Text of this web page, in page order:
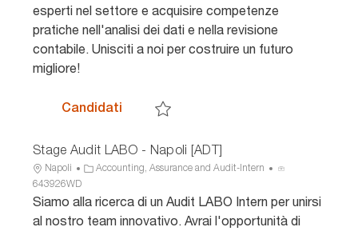
g
o
r
i
n
u
n
esperti nel settore e acquisire competenze
pratiche nell'analisi dei dati e nella revisione
contabile. Unisciti a noi per costruire un futuro
migliore!
CandidatiStage Audit - Napoli, Pescara, Bari,
Stage Audit LABO - Napoli [ADT]
U
b
i
Napoli
C
t
Accounting, Assurance and Audit-Intern
a
n
643926WD
Siamo alla ricerca di un Audit LABO Intern per unirsi
al nostro team innovativo. Avrai l'opportunità di